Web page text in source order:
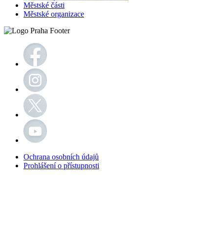
Městské části
Městské organizace
Ochrana osobních údajů
Prohlášení o přístupnosti